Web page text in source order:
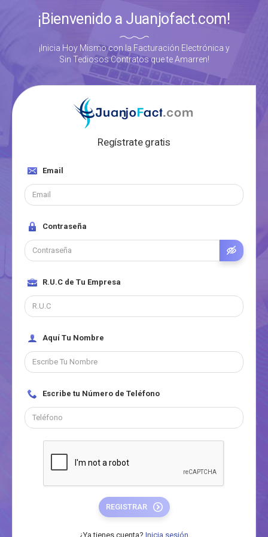
¡Bienvenido a Juanjofact.com!
¡Inicia Hoy Mismo con la Facturación Electrónica y
Sin Tediosos Contratos que te Amarren!
Regístrate gratis
Email
Contraseña
R.U.C de Tu Empresa
Aquí Tu Nombre
Escribe tu Número de Teléfono
REGISTRAR
¿Ya tienes cuenta? Inicia sesión